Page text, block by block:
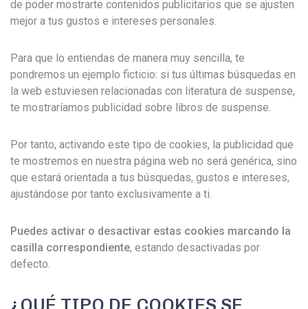
de poder mostrarte contenidos publicitarios que se ajusten
mejor a tus gustos e intereses personales.
Para que lo entiendas de manera muy sencilla, te
pondremos un ejemplo ficticio: si tus últimas búsquedas en
la web estuviesen relacionadas con literatura de suspense,
te mostraríamos publicidad sobre libros de suspense.
Por tanto, activando este tipo de cookies, la publicidad que
te mostremos en nuestra página web no será genérica, sino
que estará orientada a tus búsquedas, gustos e intereses,
ajustándose por tanto exclusivamente a ti.
Puedes activar o desactivar estas cookies marcando la
casilla correspondiente, estando desactivadas por
defecto.